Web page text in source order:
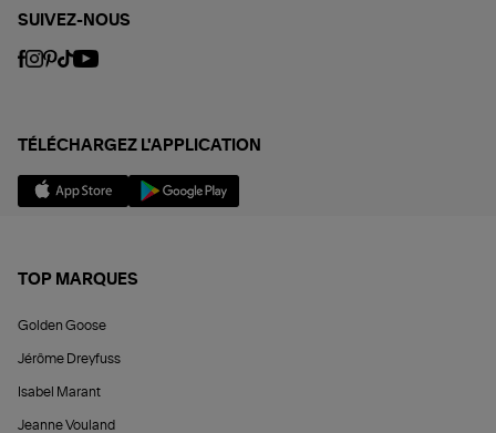
SUIVEZ-NOUS
TÉLÉCHARGEZ L'APPLICATION
TOP MARQUES
Golden Goose
Jérôme Dreyfuss
Isabel Marant
Jeanne Vouland